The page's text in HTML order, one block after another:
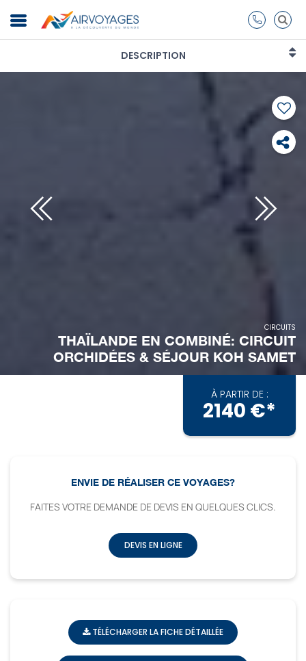
DESCRIPTION
CIRCUITS
THAÏLANDE EN COMBINÉ: CIRCUIT
ORCHIDÉES & SÉJOUR KOH SAMET
À PARTIR DE :
2140 €*
ENVIE DE RÉALISER CE VOYAGES?
FAITES VOTRE DEMANDE DE DEVIS EN QUELQUES CLICS.
DEVIS EN LIGNE
TÉLÉCHARGER LA FICHE DÉTAILLÉE